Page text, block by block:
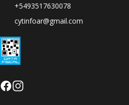
+5493517630078
cytinfoar@gmail.com